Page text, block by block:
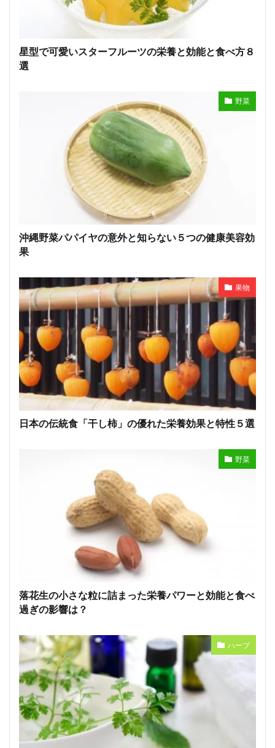
星型で可愛いスターフルーツの栄養と効能と食べ方８
選
野菜
沖縄野菜パパイヤの意外と知らない５つの健康美容効
果
果物
日本の伝統食「干し柿」の優れた栄養効果と特性５選
野菜
落花生の小さな粒に詰まった栄養パワーと効能と食べ
過ぎの影響は？
ハーブ